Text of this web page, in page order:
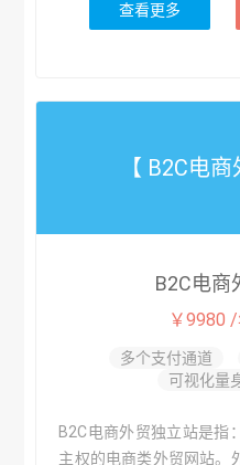
查看更多
【 B2C电商
B2C电商
￥9980
多个支付通道
可视化量
B2C电商外贸独立站是指
主权的电商类外贸网站。